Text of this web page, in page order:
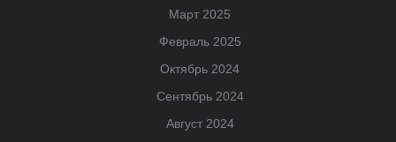
Март 2025
Февраль 2025
Октябрь 2024
Сентябрь 2024
Август 2024